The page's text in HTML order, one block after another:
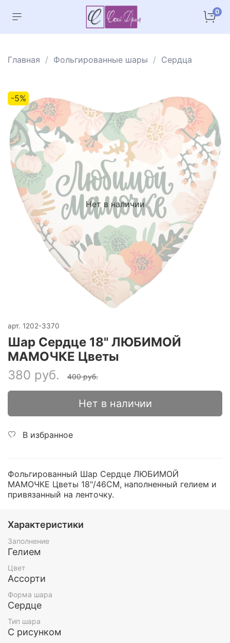
0
Главная Фольгированные шары Сердца
Нет в наличии
-5%
арт. 1202-3370
Шар Сердце 18" ЛЮБИМОЙ
МАМОЧКЕ Цветы
380 руб.
400 руб.
Нет в наличии
В избранное
Фольгированный Шар Сердце ЛЮБИМОЙ
МАМОЧКЕ Цветы 18"/46СМ, наполненный гелием и
привязанный на ленточку.
Характеристики
Заполнение
Гелием
Цвет
Ассорти
Форма шара
Сердце
Тип шара
С рисунком